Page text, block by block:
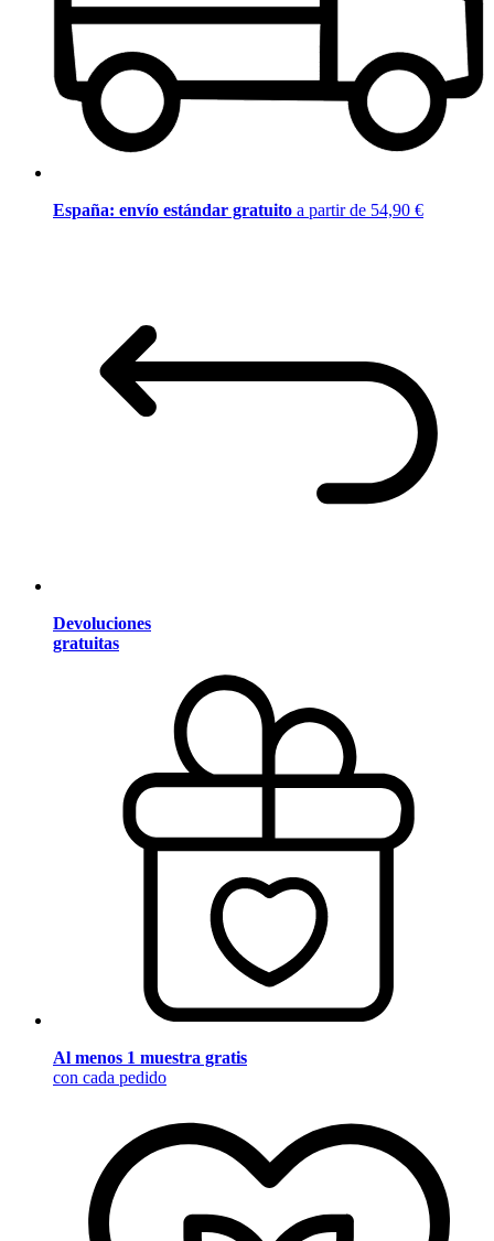
España: envío estándar gratuito a partir de 54,90 €
Devoluciones
gratuitas
Al menos 1 muestra gratis
con cada pedido